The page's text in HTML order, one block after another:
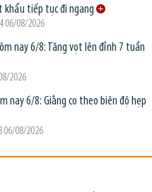
tiếp tục đi ngang
06/08/2026
nay 6/8: Tăng vọt lên đỉnh 7 tuần
2026
nay 6/8: Giằng co theo biên độ hẹp
06/08/2026